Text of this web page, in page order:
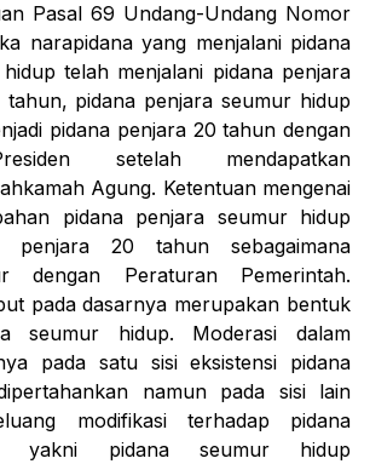
Pasal 69 Undang-Undang Nomor
narapidana yang menjalani pidana
telah menjalani pidana penjara
tahun, pidana penjara seumur hidup
pidana penjara 20 tahun dengan
setelah mendapatkan
Agung. Ketentuan mengenai
pidana penjara seumur hidup
penjara 20 tahun sebagaimana
dengan Peraturan Pemerintah.
pada dasarnya merupakan bentuk
seumur hidup. Moderasi dalam
pada satu sisi eksistensi pidana
namun pada sisi lain
modifikasi terhadap pidana
yakni pidana seumur hidup